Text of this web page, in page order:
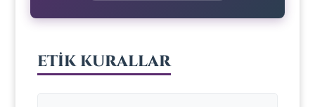
ETİK KURALLAR